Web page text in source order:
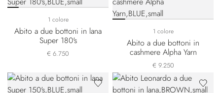
1 colore
Abito a due bottoni in lana
Super 180's
€ 6.750
1 colore
Abito a due bottoni in
cashmere Alpha Yarn
€ 9.250